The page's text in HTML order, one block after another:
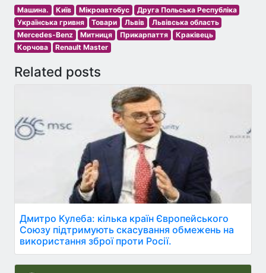
Машина. Київ Мікроавтобус
Друга Польська Республіка
Українська гривня
Товари Львів
Львівська область
Mercedes-Benz
Митниця Прикарпаття
Краківець
Корчова
Renault Master
Related posts
Дмитро Кулеба: кілька країн Європейського
Союзу підтримують скасування обмежень на
використання зброї проти Росії.